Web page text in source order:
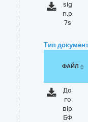
sig
n.p
7s
Тип
ФАЙЛ
До
го
вір
БФ